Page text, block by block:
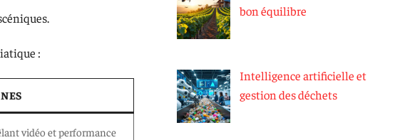
:
vidéo et performance
bon équilibre
Intelligence artificielle et
gestion des déchets